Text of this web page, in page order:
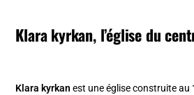
Klara kyrkan, l’église du
Klara kyrkan est une église construite au